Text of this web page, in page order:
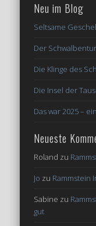
Neu im Blog
Seltsame
Der
Die Klinge des
Die Insel der
Das war 2025 –
Neueste
Roland zu
Jo zu Rammstein
Sabine zu
gut